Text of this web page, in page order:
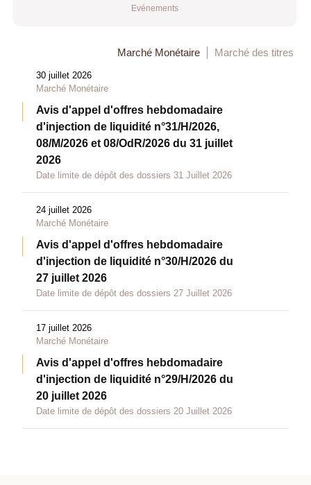
Evénements
Marché Monétaire Marché des titres
30 juillet 2026
Marché Monétaire
Avis d'appel d'offres hebdomadaire
d'injection de liquidité n°31/H/2026,
08/M/2026 et 08/OdR/2026 du 31 juillet
2026
Date limite de dépôt des dossiers 31 Juillet 2026
24 juillet 2026
Marché Monétaire
Avis d'appel d'offres hebdomadaire
d'injection de liquidité n°30/H/2026 du
27 juillet 2026
Date limite de dépôt des dossiers 27 Juillet 2026
17 juillet 2026
Marché Monétaire
Avis d'appel d'offres hebdomadaire
d'injection de liquidité n°29/H/2026 du
20 juillet 2026
Date limite de dépôt des dossiers 20 Juillet 2026